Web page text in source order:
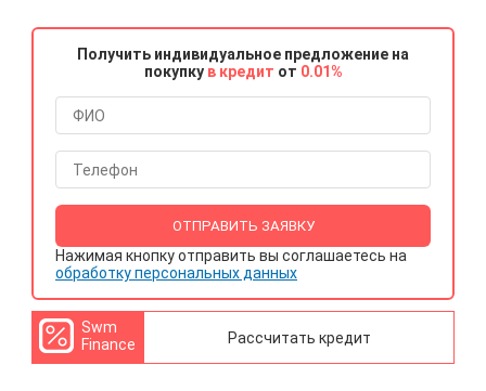
Получить индивидуальное предложение на
покупку в кредит от 0.01%
ОТПРАВИТЬ ЗАЯВКУ
Нажимая кнопку отправить вы соглашаетесь на
обработку персональных данных
Swm
Finance
Рассчитать кредит